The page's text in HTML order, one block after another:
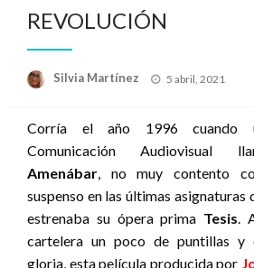
REVOLUCIÓN
Silvia Martínez
Publicado
5 abril, 2021
Corría el año 1996 cuando
Comunicación Audiovisual
Amenábar, no muy contento
suspenso en las últimas asignaturas
estrenaba su ópera prima Tesis.
cartelera un poco de puntillas y
gloria, esta película producida por